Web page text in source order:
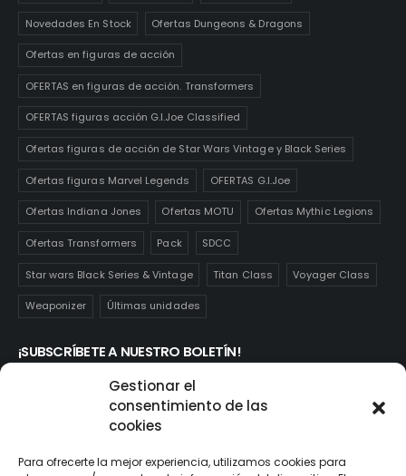
Gestionar el
consentimiento de las
cookies
Para ofrecerte la mejor experiencia, utilizamos cookies para
Novedades En Stock Ofertas Dungeons & Dragons
Ofertas en figuras de acción
OFERTAS en figuras de acción. Transformers
OFERTAS figuras acción G.I.Joe Classified
Ofertas figuras de acción de Star Wars Vintage y Black Series
Ofertas figuras Marvel Legends OFERTAS G.I.Joe
Ofertas Indiana Jones Ofertas MOTU Ofertas Mythic Legions
Ofertas Transformers Pack SDCC
Star wars Black Series & Vintage Titan Class Voyager Class
Weaponizer Últimas unidades
¡SUBSCRÍBETE A NUESTRO BOLETÍN!
Te mantendrás informado de las novedades y ofertas que
realmente te interesan. Subscríbete aquí: